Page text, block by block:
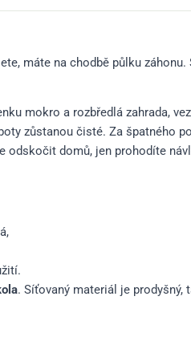
máte na chodbě půlku
mokro a rozbředlá zahrada,
zůstanou čisté. Za špatného
odskočit domů, jen prohodíte
. Síťovaný materiál je prodyšný,